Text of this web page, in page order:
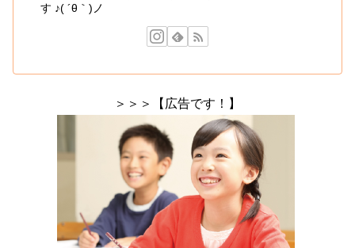
す ♪( ´θ｀)ノ
＞＞＞【広告です！】